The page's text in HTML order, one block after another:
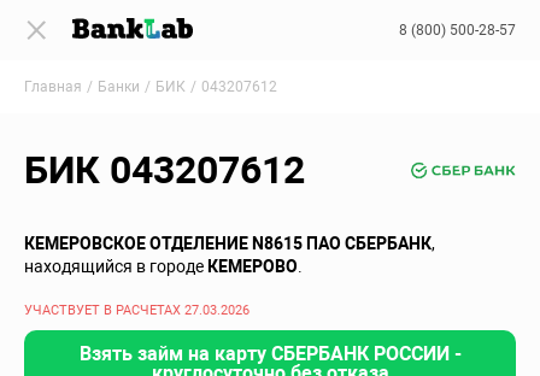
8 (800) 500-28-57
Главная Банки БИК 043207612
БИК 043207612
КЕМЕРОВСКОЕ ОТДЕЛЕНИЕ N8615 ПАО СБЕРБАНК,
находящийся в городе КЕМЕРОВО
УЧАСТВУЕТ В РАСЧЕТАХ 27.03.2026
Взять займ на карту СБЕРБАНК РОССИИ -